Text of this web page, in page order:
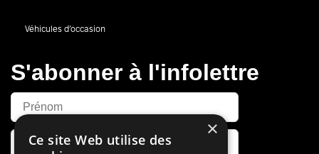
Véhicules d’occasion
S'abonner à l'infolettre
×
Ce site Web utilise des